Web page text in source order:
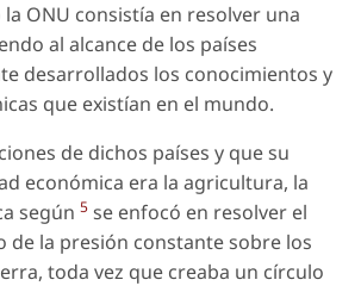
ONU consistía en resolver una
al alcance de los países
desarrollados los conocimientos y
que existían en el mundo.
de dichos países y que su
económica era la agricultura, la
según 5 se enfocó en resolver el
de la presión constante sobre los
toda vez que creaba un círculo